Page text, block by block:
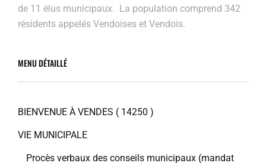
de 11 élus municipaux. La population comprend 342
résidents appelés Vendoises et Vendois.
MENU DÉTAILLÉ
BIENVENUE À VENDES ( 14250 )
VIE MUNICIPALE
Procès verbaux des conseils municipaux (mandat